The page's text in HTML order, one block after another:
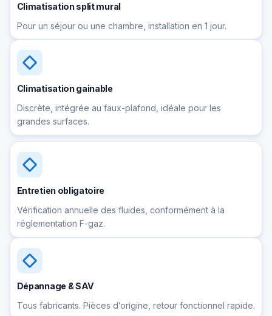
Climatisation split mural
Pour un séjour ou une chambre, installation en 1 jour.
Climatisation gainable
Discrète, intégrée au faux-plafond, idéale pour les
grandes surfaces.
Entretien obligatoire
Vérification annuelle des fluides, conformément à la
réglementation F-gaz.
Dépannage & SAV
Tous fabricants. Pièces d’origine, retour fonctionnel rapide.